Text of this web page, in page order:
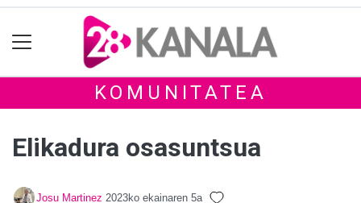
KOMUNITATEA
Elikadura osasuntsua
Josu Martinez 2023ko ekainaren 5a